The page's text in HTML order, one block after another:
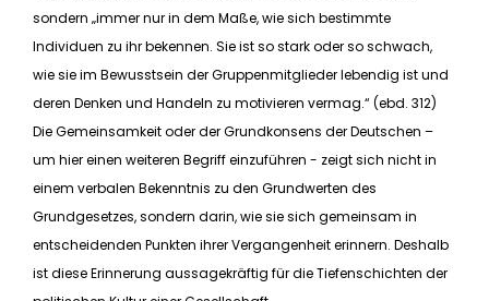
sondern „immer nur in dem Maße, wie sich bestimmte
Individuen zu ihr bekennen. Sie ist so stark oder so schwach,
wie sie im Bewusstsein der Gruppenmitglieder lebendig ist und
deren Denken und Handeln zu motivieren vermag.“ (ebd. 312)
Die Gemeinsamkeit oder der Grundkonsens der Deutschen –
um hier einen weiteren Begriff einzuführen - zeigt sich nicht in
einem verbalen Bekenntnis zu den Grundwerten des
Grundgesetzes, sondern darin, wie sie sich gemeinsam in
entscheidenden Punkten ihrer Vergangenheit erinnern. Deshalb
ist diese Erinnerung aussagekräftig für die Tiefenschichten der